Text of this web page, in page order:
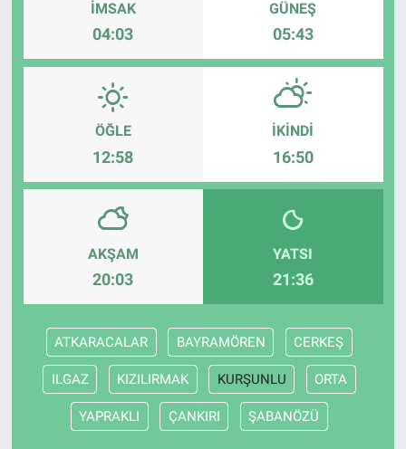
İMSAK
04:03
GÜNEŞ
05:43
ÖĞLE
12:58
İKINDI
16:50
AKŞAM
20:03
YATSI
21:36
ATKARACALAR BAYRAMÖREN CERKEŞ
ILGAZ KIZILIRMAK KURŞUNLU ORTA
YAPRAKLI ÇANKIRI ŞABANÖZÜ